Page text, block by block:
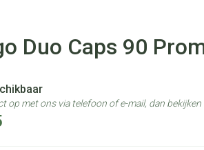
Duo Caps 90
op met ons via telefoon of e-mail, dan bekijken